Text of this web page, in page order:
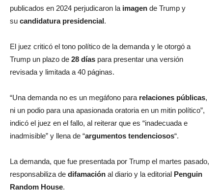
publicados en 2024 perjudicaron la imagen de Trump y
su candidatura presidencial .
El juez criticó el tono político de la demanda y le otorgó a
Trump un plazo de 28 días para presentar una versión
revisada y limitada a 40 páginas.
“Una demanda no es un megáfono para relaciones públicas,
ni un podio para una apasionada oratoria en un mitin político”,
indicó el juez en el fallo, al reiterar que es “inadecuada e
inadmisible” y llena de “argumentos tendenciosos“.
La demanda, que fue presentada por Trump el martes pasado,
responsabiliza de difamación al diario y la editorial Penguin
Random House.